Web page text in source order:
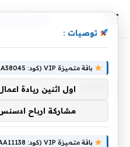
توصيات :
باقة متميزة VIP (كود: AA38045):
اول اثنين ريادة
مشاركة ارباح
باقة متميزة VIP (كود: AA11138):